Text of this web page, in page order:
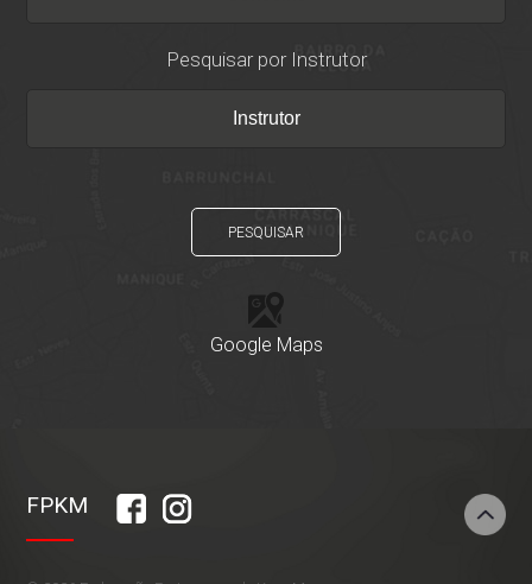
Pesquisar por Instrutor
PESQUISAR
Google Maps
FPKM